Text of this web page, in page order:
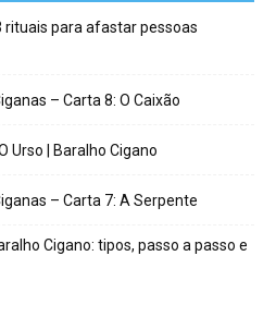
rituais para afastar pessoas
– Carta 8: O Caixão
Urso | Baralho Cigano
– Carta 7: A Serpente
Cigano: tipos, passo a passo e